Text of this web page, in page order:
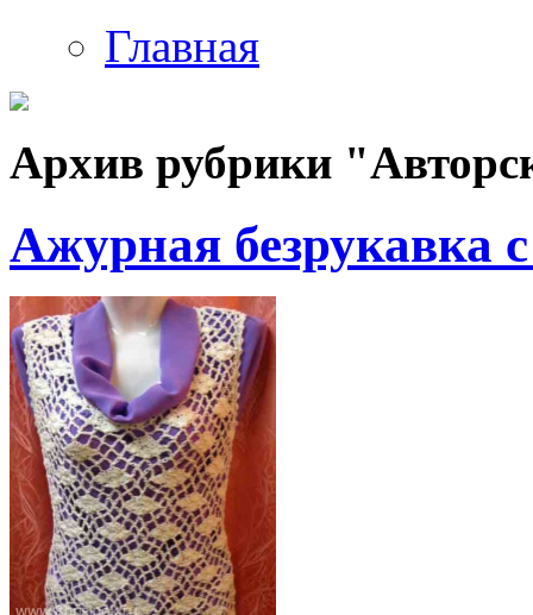
Главная
Архив рубрики
Ажурная безрукавка